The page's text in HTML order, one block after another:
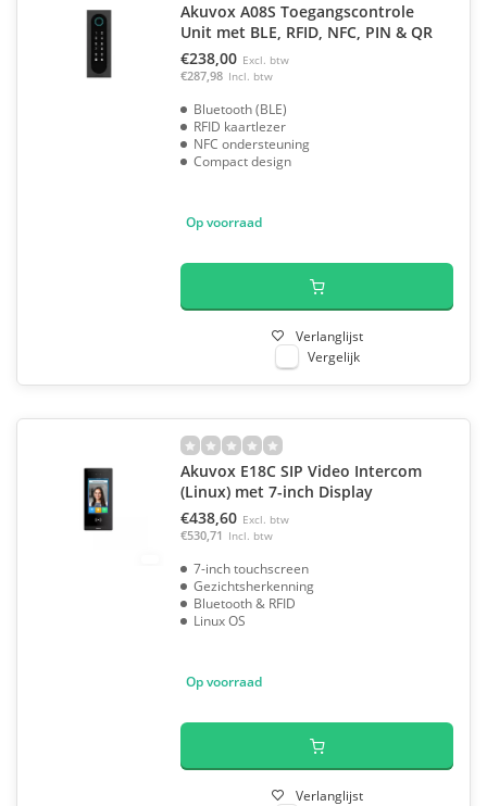
Akuvox A08S Toegangscontrole
Unit met BLE, RFID, NFC, PIN & QR
€238,00 Excl. btw
€287,98 Incl. btw
Bluetooth (BLE)
RFID kaartlezer
NFC ondersteuning
Compact design
Op voorraad
Verlanglijst
Vergelijk
Akuvox E18C SIP Video Intercom
(Linux) met 7-inch Display
€438,60 Excl. btw
€530,71 Incl. btw
7-inch touchscreen
Gezichtsherkenning
Bluetooth & RFID
Linux OS
Op voorraad
Verlanglijst